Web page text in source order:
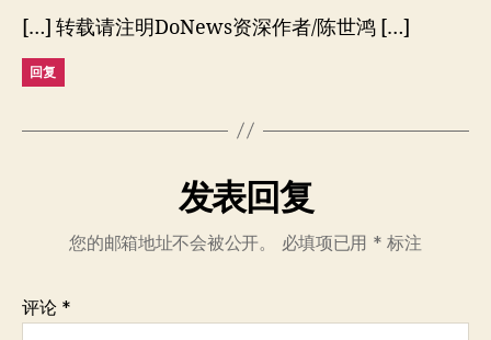
[…] 转载请注明DoNews资深作者/陈世鸿 […]
回复
发表回复
您的邮箱地址不会被公开。 必填项已用 * 标注
评论 *